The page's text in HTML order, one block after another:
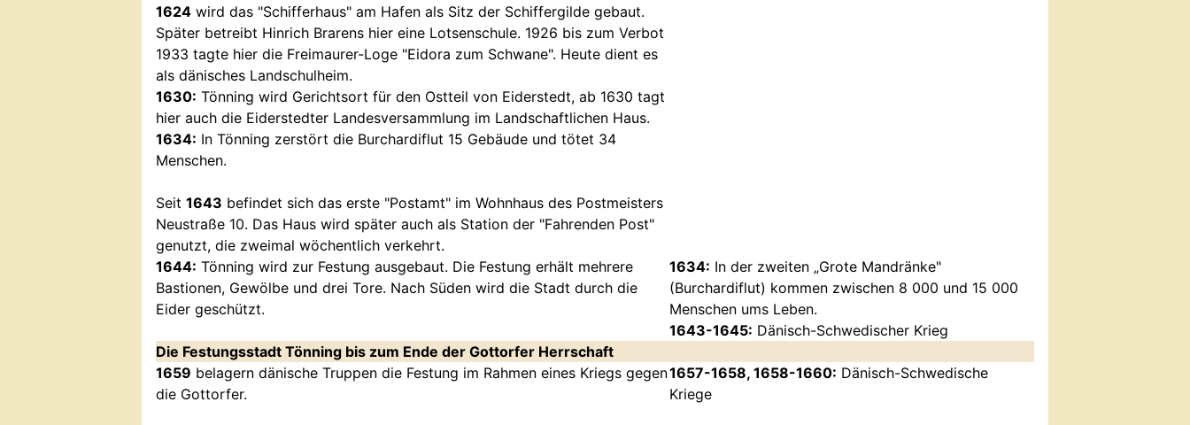
1624 wird das "Schifferhaus" am Hafen als Sitz der Schiffergilde gebaut.
Später betreibt Hinrich Brarens hier eine Lotsenschule. 1926 bis zum Verbot
1933 tagte hier die Freimaurer-Loge "Eidora zum Schwane". Heute dient es
als dänisches Landschulheim.
1630: Tönning wird Gerichtsort für den Ostteil von Eiderstedt, ab 1630 tagt
hier auch die Eiderstedter Landesversammlung im Landschaftlichen Haus.
1634: In Tönning zerstört die Burchardiflut 15 Gebäude und tötet 34
Menschen.
Seit 1643 befindet sich das erste "Postamt" im Wohnhaus des Postmeisters
Neustraße 10. Das Haus wird später auch als Station der "Fahrenden Post"
genutzt, die zweimal wöchentlich verkehrt.
1644: Tönning wird zur Festung ausgebaut. Die Festung erhält mehrere
Bastionen, Gewölbe und drei Tore. Nach Süden wird die Stadt durch die
Eider geschützt.
1634: In der zweiten „Grote Mandränke"
(Burchardiflut) kommen zwischen 8 000 und 15 000
Menschen ums Leben.
1643-1645: Dänisch-Schwedischer Krieg
Die Festungsstadt Tönning bis zum Ende der Gottorfer Herrschaft
1659 belagern dänische Truppen die Festung im Rahmen eines Kriegs gegen
die Gottorfer.
1657-1658, 1658-1660: Dänisch-Schwedische
Kriege